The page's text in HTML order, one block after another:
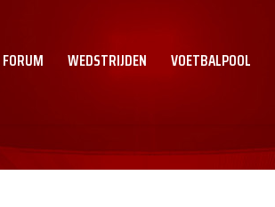
FORUM WEDSTRIJDEN VOETBALPOOL